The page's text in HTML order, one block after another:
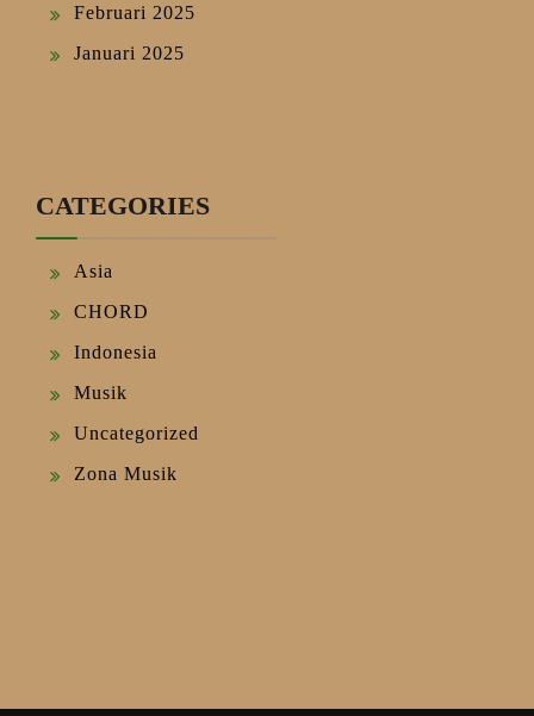
Februari 2025
Januari 2025
CATEGORIES
Asia
CHORD
Indonesia
Musik
Uncategorized
Zona Musik